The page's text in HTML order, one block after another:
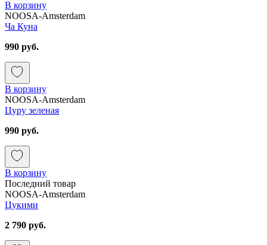
В корзину
NOOSA-Amsterdam
Чa Куна
990 руб.
В корзину
NOOSA-Amsterdam
Цуру зеленая
990 руб.
В корзину
Последний товар
NOOSA-Amsterdam
Цукими
2 790 руб.